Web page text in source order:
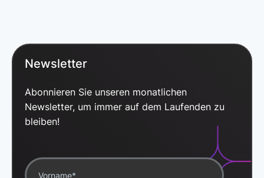
Newsletter
Abonnieren Sie unseren monatlichen
Newsletter, um immer auf dem Laufenden zu
bleiben!